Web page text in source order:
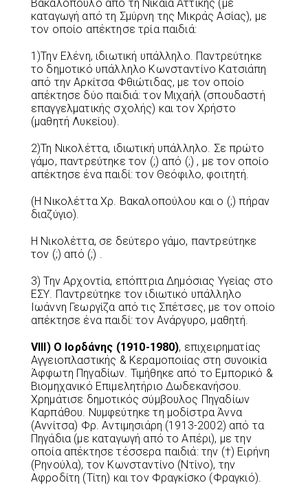
Βακαλόπουλο από τη Νίκαια Αττικής (με
καταγωγή από τη Σμύρνη της Μικράς Ασίας), με
τον οποίο απέκτησε τρία παιδιά:
1)Την Ελένη, ιδιωτική υπάλληλο. Παντρεύτηκε
το δημοτικό υπάλληλο Κωνσταντίνο Κατσιάπη
από την Αρκίτσα Φθιώτιδας, με τον οποίο
απέκτησε δύο παιδιά: τον Μιχαήλ (σπουδαστή
επαγγελματικής σχολής) και τον Χρήστο
(μαθητή Λυκείου).
2)Τη Νικολέττα, ιδιωτική υπάλληλο. Σε πρώτο
γάμο, παντρεύτηκε τον (;) από (;) , με τον οποίο
απέκτησε ένα παιδί: τον Θεόφιλο, φοιτητή.
(Η Νικολέττα Χρ. Βακαλοπούλου και ο (;) πήραν
διαζύγιο).
Η Νικολέττα, σε δεύτερο γάμο, παντρεύτηκε
τον (;) από (;) .
3) Την Αρχοντία, επόπτρια Δημόσιας Υγείας στο
ΕΣΥ. Παντρεύτηκε τον ιδιωτικό υπάλληλο
Ιωάννη Γεωργίζα από τις Σπέτσες, με τον οποίο
απέκτησε ένα παιδί: τον Ανάργυρο, μαθητή.
VIII) Ο Ιορδάνης (1910-1980), επιχειρηματίας
Αγγειοπλαστικής & Κεραμοποιίας στη συνοικία
Άφφωτη Πηγαδίων. Τιμήθηκε από το Εμπορικό &
Βιομηχανικό Επιμελητήριο Δωδεκανήσου.
Χρημάτισε δημοτικός σύμβουλος Πηγαδίων
Καρπάθου. Νυμφεύτηκε τη μοδίστρα Άννα
(Αννίτσα) Φρ. Αντιμησιάρη (1913-2002) από τα
Πηγάδια (με καταγωγή από το Απέρι), με την
οποία απέκτησε τέσσερα παιδιά: την (†) Ειρήνη
(Ρηνούλα), τον Κωνσταντίνο (Ντίνο), την
Αφροδίτη (Τίτη) και τον Φραγκίσκο (Φραγκιό).